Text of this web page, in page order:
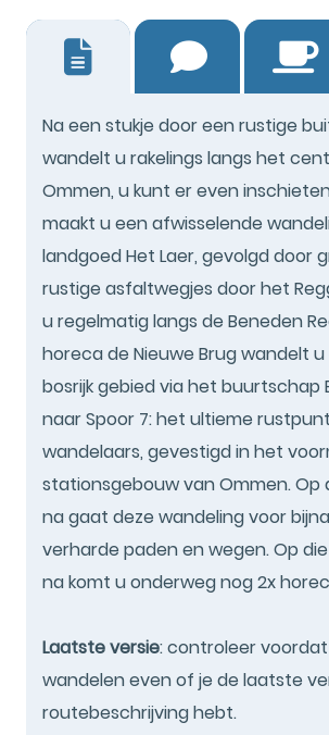
Na een stukje door een rustige
wandelt u rakelings langs het
Ommen, u kunt er even
maakt u een afwisselende
landgoed Het Laer, gevolgd door
rustige asfaltwegjes door het
u regelmatig langs de Beneden
horeca de Nieuwe Brug wandelt
bosrijk gebied via het buurtschap
naar Spoor 7: het ultieme
wandelaars, gevestigd in het
stationsgebouw van Ommen. Op
na gaat deze wandeling voor
verharde paden en wegen. Op
na komt u onderweg nog 2x
Laatste versie: controleer
wandelen even of je de laatste
routebeschrijving hebt.